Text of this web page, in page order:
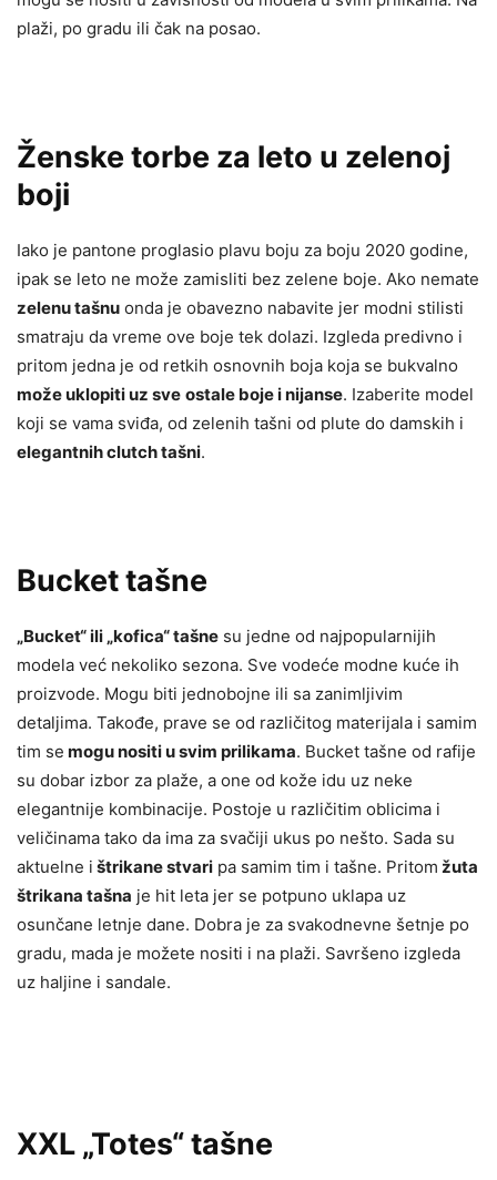
plaži, po gradu ili čak na posao.
Ženske torbe za leto u zelenoj
boji
Iako je pantone proglasio plavu boju za boju 2020 godine,
ipak se leto ne može zamisliti bez zelene boje. Ako nemate
zelenu tašnu onda je obavezno nabavite jer modni stilisti
smatraju da vreme ove boje tek dolazi. Izgleda predivno i
pritom jedna je od retkih osnovnih boja koja se bukvalno
može uklopiti uz sve ostale boje i nijanse. Izaberite model
koji se vama sviđa, od zelenih tašni od plute do damskih i
elegantnih clutch tašni.
Bucket tašne
„Bucket“ ili „kofica“ tašne su jedne od najpopularnijih
modela već nekoliko sezona. Sve vodeće modne kuće ih
proizvode. Mogu biti jednobojne ili sa zanimljivim
detaljima. Takođe, prave se od različitog materijala i samim
tim se mogu nositi u svim prilikama. Bucket tašne od rafije
su dobar izbor za plaže, a one od kože idu uz neke
elegantnije kombinacije. Postoje u različitim oblicima i
veličinama tako da ima za svačiji ukus po nešto. Sada su
aktuelne i štrikane stvari pa samim tim i tašne. Pritom žuta
štrikana tašna je hit leta jer se potpuno uklapa uz
osunčane letnje dane. Dobra je za svakodnevne šetnje po
gradu, mada je možete nositi i na plaži. Savršeno izgleda
uz haljine i sandale.
XXL „Totes“ tašne